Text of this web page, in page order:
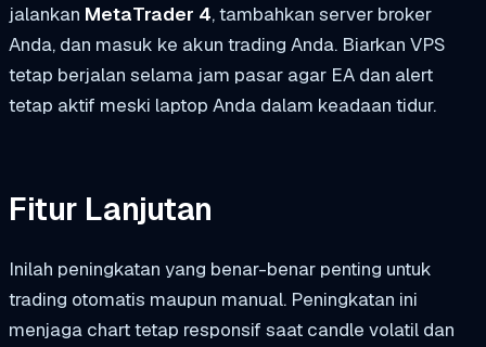
jalankan MetaTrader 4, tambahkan server broker
Anda, dan masuk ke akun trading Anda. Biarkan VPS
tetap berjalan selama jam pasar agar EA dan alert
tetap aktif meski laptop Anda dalam keadaan tidur.
Fitur Lanjutan
Inilah peningkatan yang benar-benar penting untuk
trading otomatis maupun manual. Peningkatan ini
menjaga chart tetap responsif saat candle volatil dan